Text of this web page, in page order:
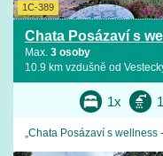
1C-389
Chata Posázaví s
Max. 3 osoby
10.9 km vzdušně od
1x
„Chata Posázaví s wellness